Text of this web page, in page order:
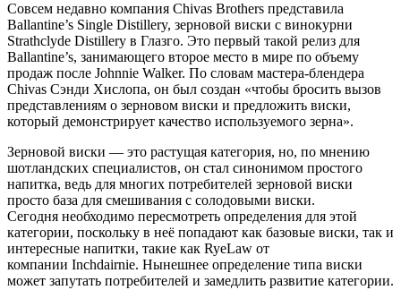
Совсем недавно компания Chivas Brothers представила
Ballantine’s Single Distillery, зерновой виски с винокурни
Strathclyde Distillery в Глазго. Это первый такой релиз для
Ballantine’s, занимающего второе место в мире по объему
продаж после Johnnie Walker. По словам мастера-блендера
Chivas Сэнди Хислопа, он был создан «чтобы бросить вызов
представлениям о зерновом виски и предложить виски,
который демонстрирует качество используемого зерна».
Зерновой виски — это растущая категория, но, по мнению
шотландских специалистов, он стал синонимом простого
напитка, ведь для многих потребителей зерновой виски
просто база для смешивания с солодовыми виски.
Сегодня необходимо пересмотреть определения для этой
категории, поскольку в неё попадают как базовые виски, так и
интересные напитки, такие как RyeLaw от
компании Inchdairnie. Нынешнее определение типа виски
может запутать потребителей и замедлить развитие категории.